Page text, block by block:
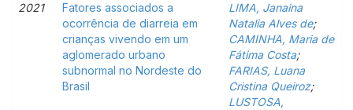
2021
Fatores associados a
ocorrência de diarreia em
crianças vivendo em um
aglomerado urbano
subnormal no Nordeste do
Brasil
LIMA, Janaina
Natalia Alves de;
CAMINHA, Maria de
Fátima Costa;
FARIAS, Luana
Cristina Queiroz;
LUSTOSA,